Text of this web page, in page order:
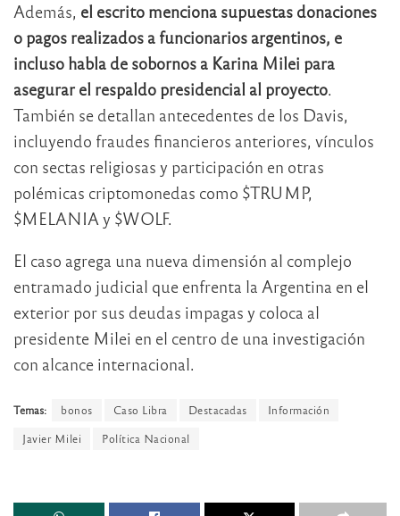
Además, el escrito menciona supuestas donaciones
o pagos realizados a funcionarios argentinos, e
incluso habla de sobornos a Karina Milei para
asegurar el respaldo presidencial al proyecto.
También se detallan antecedentes de los Davis,
incluyendo fraudes financieros anteriores, vínculos
con sectas religiosas y participación en otras
polémicas criptomonedas como $TRUMP,
$MELANIA y $WOLF.
El caso agrega una nueva dimensión al complejo
entramado judicial que enfrenta la Argentina en el
exterior por sus deudas impagas y coloca al
presidente Milei en el centro de una investigación
con alcance internacional.
Temas: bonos Caso Libra Destacadas
Información
Javier Milei
Política Nacional